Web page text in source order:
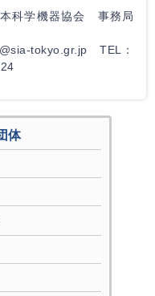
科学機器協会 事務局
TEL：
体